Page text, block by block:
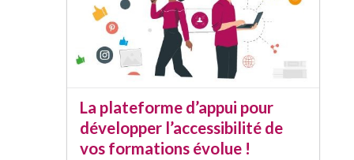
La plateforme d’appui pour
développer l’accessibilité de
vos formations évolue !